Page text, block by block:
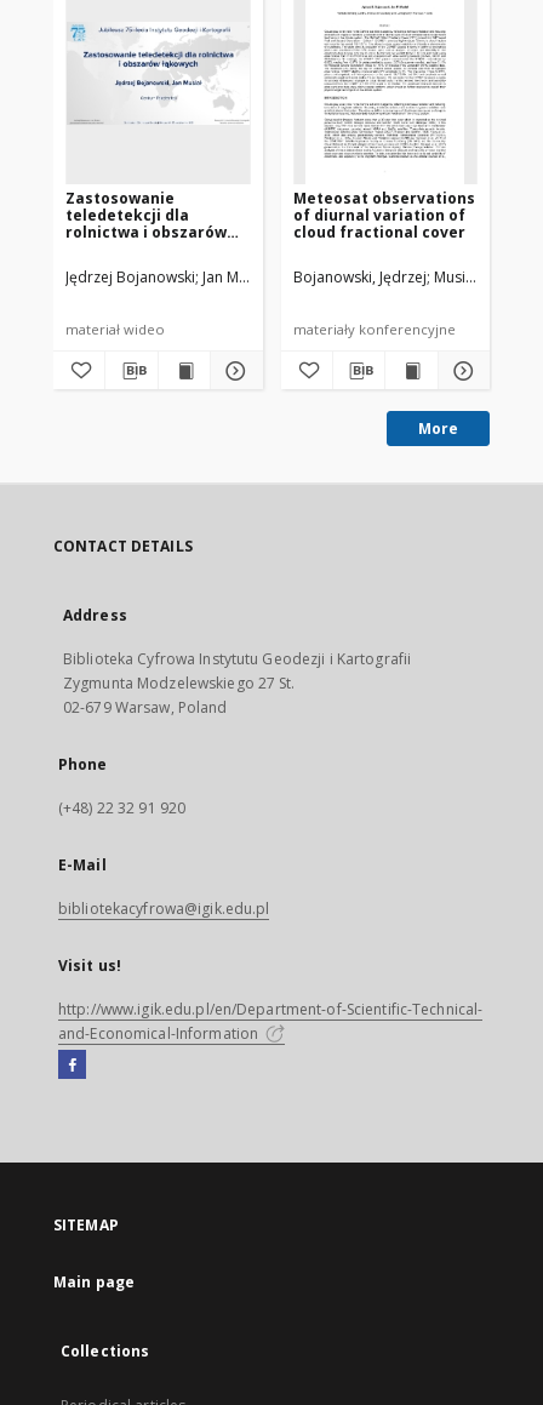
Zastosowanie
teledetekcji dla
rolnictwa i obszarów
Jędrzej Bojanowski Jan Musiał
materiał wideo
Meteosat observations
of diurnal variation of
cloud fractional cover
Bojanowski, Jędrzej Musiał, Jan
materiały konferencyjne
More
CONTACT DETAILS
Address
Biblioteka Cyfrowa Instytutu Geodezji i Kartografii
Zygmunta Modzelewskiego 27 St.
02-679 Warsaw, Poland
Phone
(+48) 22 32 91 920
E-Mail
bibliotekacyfrowa@igik.edu.pl
Visit us!
http://www.igik.edu.pl/en/Department-of-Scientific-Technical-
and-Economical-Information
Facebook
open
new
SITEMAP
Main page
Collections